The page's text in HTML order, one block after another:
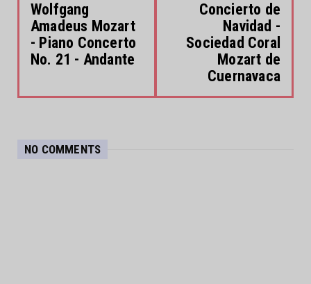
Wolfgang
Amadeus Mozart
- Piano Concerto
No. 21 - Andante
Concierto de
Navidad -
Sociedad Coral
Mozart de
Cuernavaca
NO COMMENTS